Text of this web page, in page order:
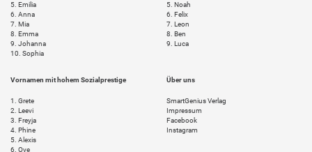
5. Emilia
6. Anna
7. Mia
8. Emma
9. Johanna
10. Sophia
5. Noah
6. Felix
7. Leon
8. Ben
9. Luca
Vornamen mit hohem Sozialprestige
1. Grete
2. Leevi
3. Freyja
4. Phine
5. Alexis
6. Ove
Über uns
SmartGenius Verlag
Impressum
Facebook
Instagram